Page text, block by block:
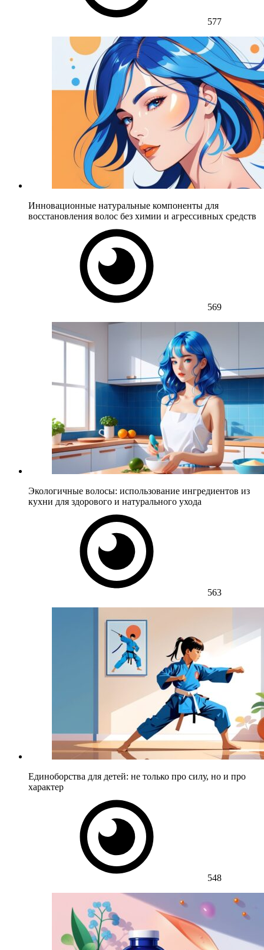
577
Инновационные натуральные компоненты для
восстановления волос без химии и агрессивных средств
569
Экологичные волосы: использование ингредиентов из
кухни для здорового и натурального ухода
563
Единоборства для детей: не только про силу, но и про
характер
548